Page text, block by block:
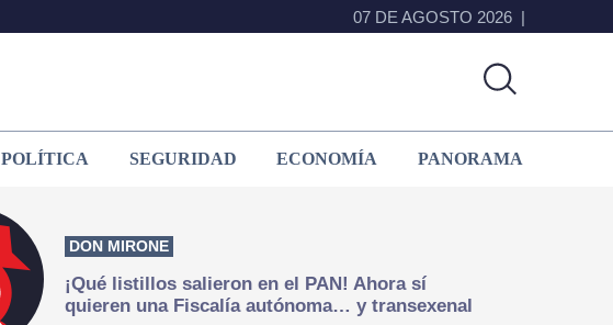
07 DE AGOSTO 2026
POLÍTICA SEGURIDAD ECONOMÍA PANORAMA
DON MIRONE
¡Qué listillos salieron en el PAN! Ahora sí
quieren una Fiscalía autónoma… y transexenal